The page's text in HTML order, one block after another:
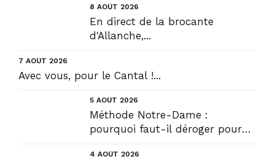
8 AOÛT 2026
En direct de la brocante
d'Allanche,...
7 AOÛT 2026
Avec vous, pour le Cantal !...
5 AOÛT 2026
Méthode Notre-Dame :
pourquoi faut-il déroger pour
4 AOÛT 2026